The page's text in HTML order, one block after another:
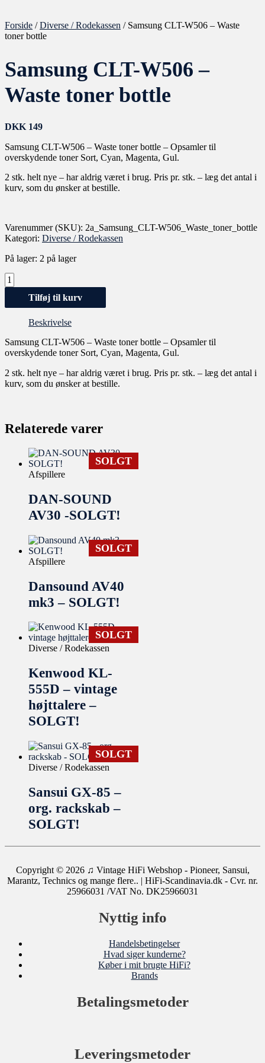
Forside /Diverse / Rodekassen / Samsung CLT-W506 – Waste
toner bottle
Samsung CLT-W506 –
Waste toner bottle
DKK 149
Samsung CLT-W506 – Waste toner bottle – Opsamler til
overskydende toner Sort, Cyan, Magenta, Gul.
2 stk. helt nye – har aldrig været i brug. Pris pr. stk. – læg det antal i
kurv, som du ønsker at bestille.
Varenummer (SKU): 2a_Samsung_CLT-W506_Waste_toner_bottle
Kategori: Diverse / Rodekassen
På lager: 2 på lager
Tilføj til kurv
Beskrivelse
Samsung CLT-W506 – Waste toner bottle – Opsamler til
overskydende toner Sort, Cyan, Magenta, Gul.
2 stk. helt nye – har aldrig været i brug. Pris pr. stk. – læg det antal i
kurv, som du ønsker at bestille.
Relaterede varer
SOLGT
Afspillere
DAN-SOUND
AV30 -SOLGT!
SOLGT
Afspillere
Dansound AV40
mk3 – SOLGT!
SOLGT
Diverse / Rodekassen
Kenwood KL-
555D – vintage
højttalere –
SOLGT!
SOLGT
Diverse / Rodekassen
Sansui GX-85 –
org. rackskab –
SOLGT!
Copyright © 2026 ♫ Vintage HiFi Webshop - Pioneer, Sansui,
Marantz, Technics og mange flere.. | HiFi-Scandinavia.dk - Cvr. nr.
25966031 /VAT No. DK25966031
Nyttig info
Handelsbetingelser
Hvad siger kunderne?
Køber i mit brugte HiFi?
Brands
Betalingsmetoder
Leveringsmetoder